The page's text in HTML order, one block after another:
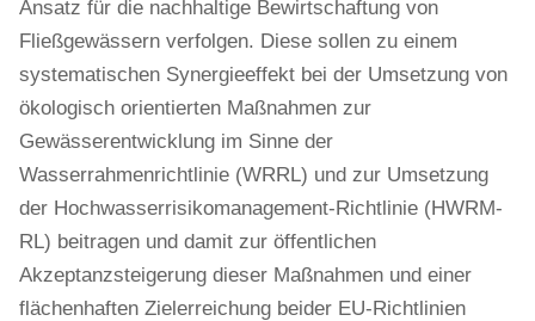
Ansatz für die nachhaltige Bewirtschaftung von
Fließgewässern verfolgen. Diese sollen zu einem
systematischen Synergieeffekt bei der Umsetzung von
ökologisch orientierten Maßnahmen zur
Gewässerentwicklung im Sinne der
Wasserrahmenrichtlinie (WRRL) und zur Umsetzung
der Hochwasserrisikomanagement-Richtlinie (HWRM-
RL) beitragen und damit zur öffentlichen
Akzeptanzsteigerung dieser Maßnahmen und einer
flächenhaften Zielerreichung beider EU-Richtlinien